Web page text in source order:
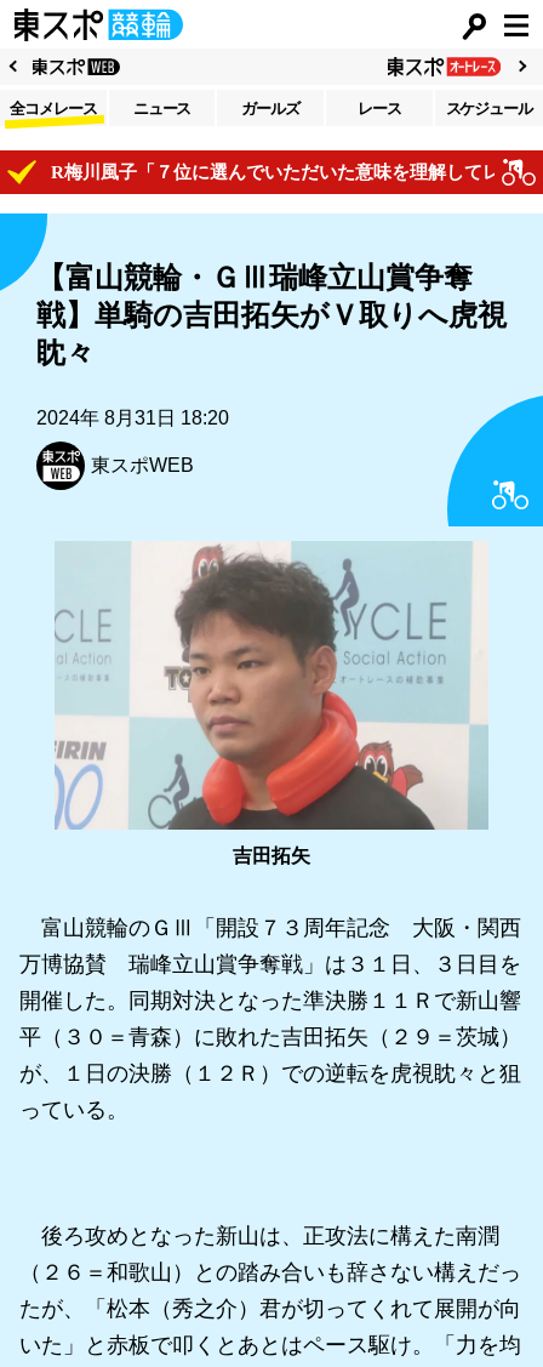
全コメレース ニュース ガールズ レース スケジュール
梅川風子「７位に選んでいただいた意味を理解してレースで自
【富山競輪・ＧⅢ瑞峰立山賞争奪
戦】単騎の吉田拓矢がＶ取りへ虎視
眈々
2024年 8月31日 18:20
東スポWEB
吉田拓矢
富山競輪のＧⅢ「開設７３周年記念 大阪・関西
万博協賛 瑞峰立山賞争奪戦」は３１日、３日目を
開催した。同期対決となった準決勝１１Ｒで新山響
平（３０＝青森）に敗れた吉田拓矢（２９＝茨城）
が、１日の決勝（１２Ｒ）での逆転を虎視眈々と狙
っている。
後ろ攻めとなった新山は、正攻法に構えた南潤
（２６＝和歌山）との踏み合いも辞さない構えだっ
たが、「松本（秀之介）君が切ってくれて展開が向
いた」と赤板で叩くとあとはペース駆け。「力を均